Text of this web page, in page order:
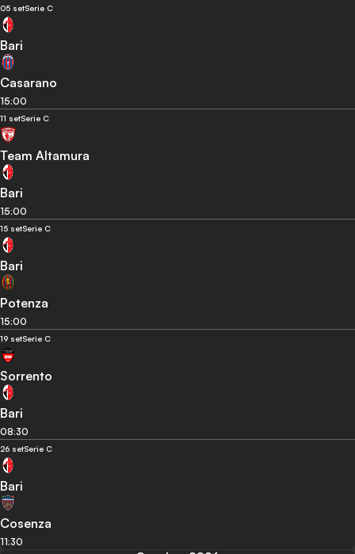
05 setSerie C
Bari
Casarano
15:00
11 setSerie C
Team Altamura
Bari
15:00
15 setSerie C
Bari
Potenza
15:00
19 setSerie C
Sorrento
Bari
08:30
26 setSerie C
Bari
Cosenza
11:30